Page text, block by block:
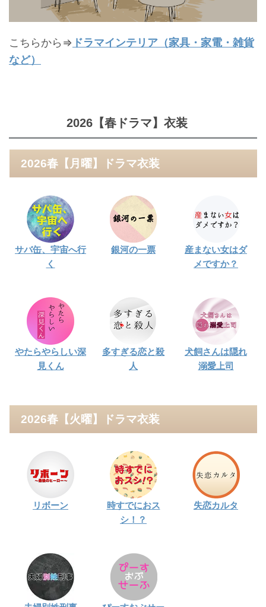
こちらから⇒ ドラマインテリア（家具・家電・雑貨
など）
2026【春ドラマ】衣装
2026春【月曜】ドラマ衣装
サバ缶、宇宙へ行
く
銀河の一票
産まない女はダ
メですか？
やたらやらしい深
見くん
多すぎる恋と殺
人
犬飼さんは隠れ
溺愛上司
2026春【火曜】ドラマ衣装
リボーン
時すでにおス
シ！？
失恋カルタ